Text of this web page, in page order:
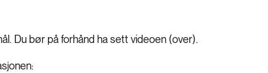
Du bør på forhånd ha sett videoen (over).